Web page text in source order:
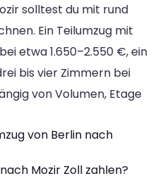
solltest du mit rund
Ein Teilumzug mit
etwa 1.650–2.550 €, ein
bis vier Zimmern bei
von Volumen, Etage
von Berlin nach
Mozir Zoll zahlen?